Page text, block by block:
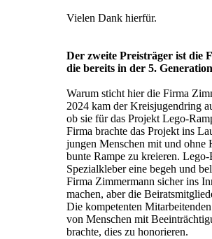
Vielen Dank hierfür.
Der zweite Preisträger ist die
die bereits in der 5.
Warum sticht hier die Firma
2024 kam der Kreisjugendring
ob sie für das Projekt Lego-
Firma brachte das Projekt ins
jungen Menschen mit und ohne
bunte Rampe zu kreieren.
Spezialkleber eine begeh und
Firma Zimmermann sicher ins
machen, aber die
Die kompetenten
von Menschen mit
brachte, dies zu honorieren.